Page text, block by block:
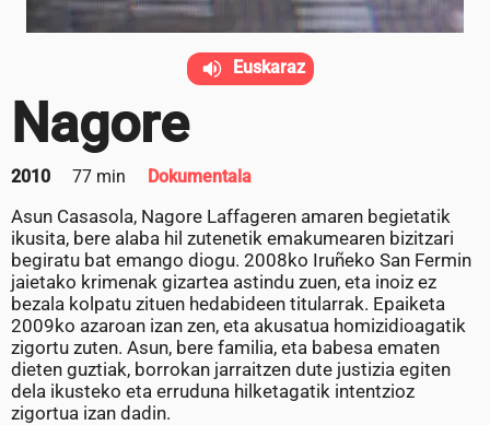
Nagore
2010 77 min Dokumentala
Asun Casasola, Nagore Laffageren amaren begietatik
ikusita, bere alaba hil zutenetik emakumearen bizitzari
begiratu bat emango diogu. 2008ko Iruñeko San Fermin
jaietako krimenak gizartea astindu zuen, eta inoiz ez
bezala kolpatu zituen hedabideen titularrak. Epaiketa
2009ko azaroan izan zen, eta akusatua homizidioagatik
zigortu zuten. Asun, bere familia, eta babesa ematen
dieten guztiak, borrokan jarraitzen dute justizia egiten
dela ikusteko eta erruduna hilketagatik intentzioz
zigortua izan dadin.
Euskaraz